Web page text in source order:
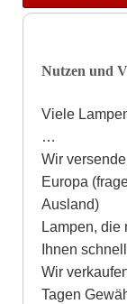
Nutzen und
Viele
…
Wir
Europa
Ausland)
Lampen, die
Ihnen
Wir
Tagen